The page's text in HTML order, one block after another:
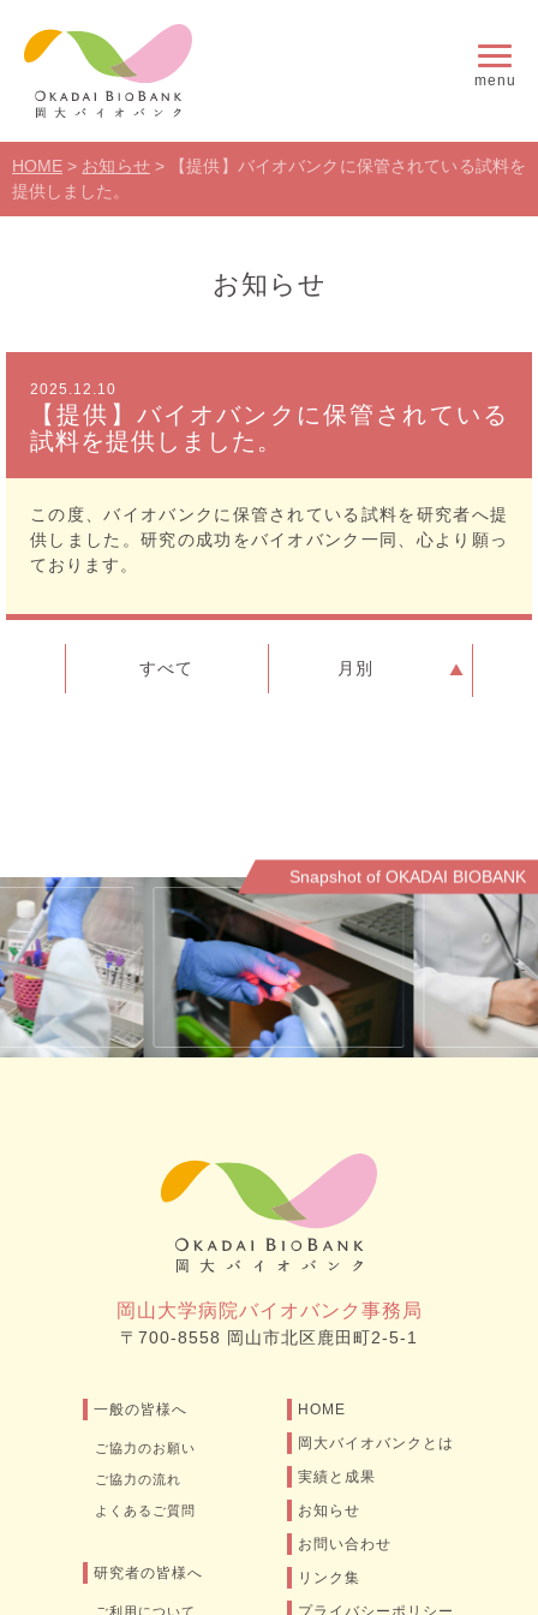
menu
HOME > お知らせ >
【提供】バイオバンクに保管されている試料を
提供しました。
お知らせ
2025.12.10
【提供】バイオバンクに保管されている
試料を提供しました。
この度、バイオバンクに保管されている試料を研究者へ提
供しました。研究の成功をバイオバンク一同、心より願っ
ております。
すべて 月別
Snapshot of OKADAI BIOBANK
岡山大学病院バイオバンク事務局
〒700-8558 岡山市北区鹿田町2-5-1
一般の皆様へ
ご協力のお願い
ご協力の流れ
よくあるご質問
研究者の皆様へ
ご利用について
HOME
岡大バイオバンクとは
実績と成果
お知らせ
お問い合わせ
リンク集